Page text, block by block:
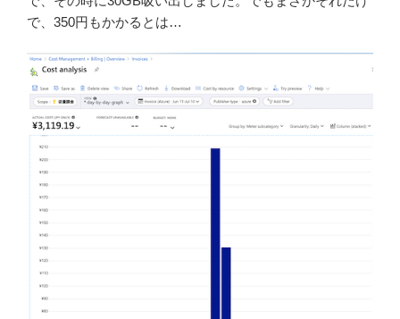
で、350円もかかるとは…